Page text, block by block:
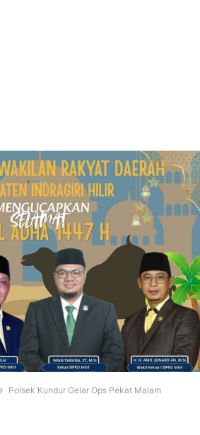
Polsek Kundur Gelar Ops Pekat Malam